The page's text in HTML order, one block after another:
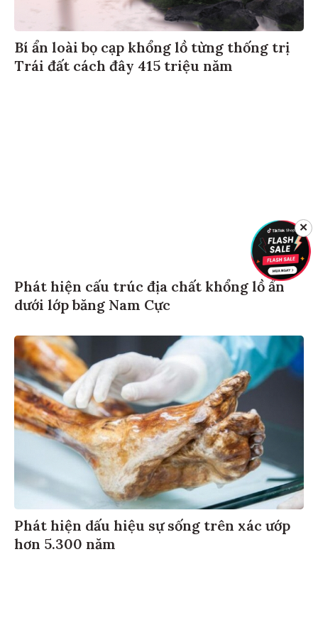
Bí ẩn loài bọ cạp khổng lồ từng thống trị
Trái đất cách đây 415 triệu năm
Phát hiện cấu trúc địa chất khổng lồ ẩn
dưới lớp băng Nam Cực
Phát hiện dấu hiệu sự sống trên xác ướp
hơn 5.300 năm
✕